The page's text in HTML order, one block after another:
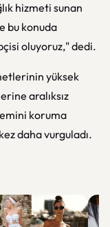
hizmeti sunan
bu konuda
oluyoruz," dedi.
yüksek
aralıksız
koruma
daha vurguladı.